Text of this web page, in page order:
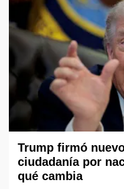
Trump firmó
ciudadanía por
qué cambia